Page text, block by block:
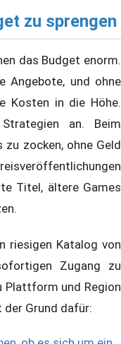
zu sprengen
das Budget enorm.
Angebote, und ohne
Kosten in die Höhe.
an. Beim
zocken, ohne Geld
Titel, ältere Games
riesigen Katalog von
Zugang zu
Plattform und Region
der Grund dafür: